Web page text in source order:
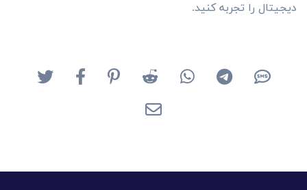
دیجیتال را تجربه کنید.